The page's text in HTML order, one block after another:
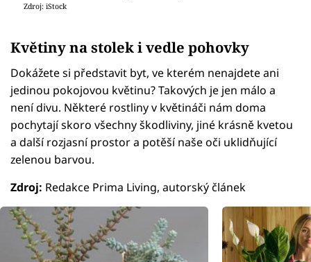
Zdroj: iStock
Květiny na stolek i vedle pohovky
Dokážete si představit byt, ve kterém nenajdete ani
jedinou pokojovou květinu? Takových je jen málo a
není divu. Některé rostliny v květináči nám doma
pochytají skoro všechny škodliviny, jiné krásně kvetou
a další rozjasní prostor a potěší naše oči uklidňující
zelenou barvou.
Zdroj: Redakce Prima Living, autorský článek